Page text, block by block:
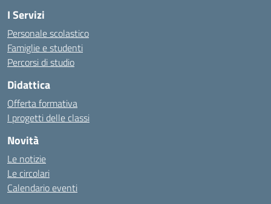
I Servizi
Personale scolastico
Famiglie e studenti
Percorsi di studio
Didattica
Offerta formativa
I progetti delle classi
Novità
Le notizie
Le circolari
Calendario eventi